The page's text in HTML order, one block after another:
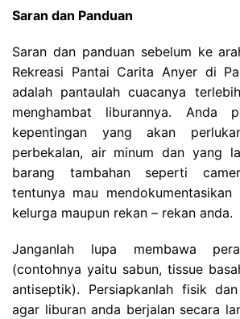
Saran dan Panduan
Saran dan panduan sebelum ke
Rekreasi Pantai Carita Anyer di
adalah pantaulah cuacanya
menghambat liburannya. Anda
kepentingan yang akan
perbekalan, air minum dan yang
barang tambahan seperti
tentunya mau mendokumentasikan
kelurga maupun rekan – rekan anda.
Janganlah lupa membawa
(contohnya yaitu sabun, tissue
antiseptik). Persiapkanlah fisik
agar liburan anda berjalan secara